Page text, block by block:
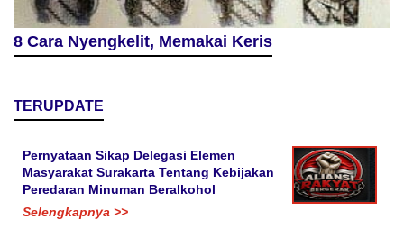
8 Cara Nyengkelit, Memakai Keris
TERUPDATE
Pernyataan Sikap Delegasi Elemen
Masyarakat Surakarta Tentang Kebijakan
Peredaran Minuman Beralkohol
Selengkapnya >>